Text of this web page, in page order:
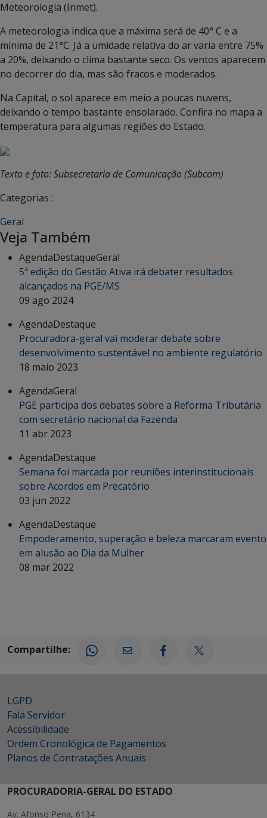
Meteorologia (Inmet).
A meteorologia indica que a máxima será de 40° C e a
mínima de 21°C. Já a umidade relativa do ar varia entre 75%
a 20%, deixando o clima bastante seco. Os ventos aparecem
no decorrer do dia, mas são fracos e moderados.
Na Capital, o sol aparece em meio a poucas nuvens,
deixando o tempo bastante ensolarado. Confira no mapa a
temperatura para algumas regiões do Estado.
Texto e foto: Subsecretaria de Comunicação (Subcom)
Categorias :
Geral
Veja Também
AgendaDestaqueGeral
5ª edição do Gestão Ativa irá debater resultados
alcançados na PGE/MS
09 ago 2024
AgendaDestaque
Procuradora-geral vai moderar debate sobre
desenvolvimento sustentável no ambiente regulatório
18 maio 2023
AgendaGeral
PGE participa dos debates sobre a Reforma Tributária
com secretário nacional da Fazenda
11 abr 2023
AgendaDestaque
Semana foi marcada por reuniões interinstitucionais
sobre Acordos em Precatório
03 jun 2022
AgendaDestaque
Empoderamento, superação e beleza marcaram evento
em alusão ao Dia da Mulher
08 mar 2022
Compartilhe:
LGPD
Fala Servidor
Acessibilidade
Ordem Cronológica de Pagamentos
Planos de Contratações Anuais
PROCURADORIA-GERAL DO ESTADO
Av. Afonso Pena, 6134